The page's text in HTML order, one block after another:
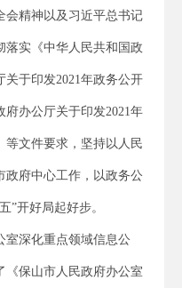
会精神以及习近平总书记
落实《中华人民共和国政
于印发2021年政务公开
办公厅关于印发2021年
等文件要求，坚持以人民
政府中心工作，以政务公
”开好局起好步。
室深化重点领域信息公
《保山市人民政府办公室